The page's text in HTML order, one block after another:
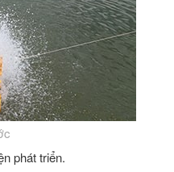
phát triển.